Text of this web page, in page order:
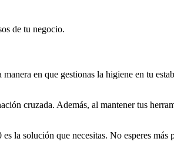
de tu negocio.
en que gestionas la higiene en tu
cruzada. Además, al mantener tus
la solución que necesitas. No esperes más